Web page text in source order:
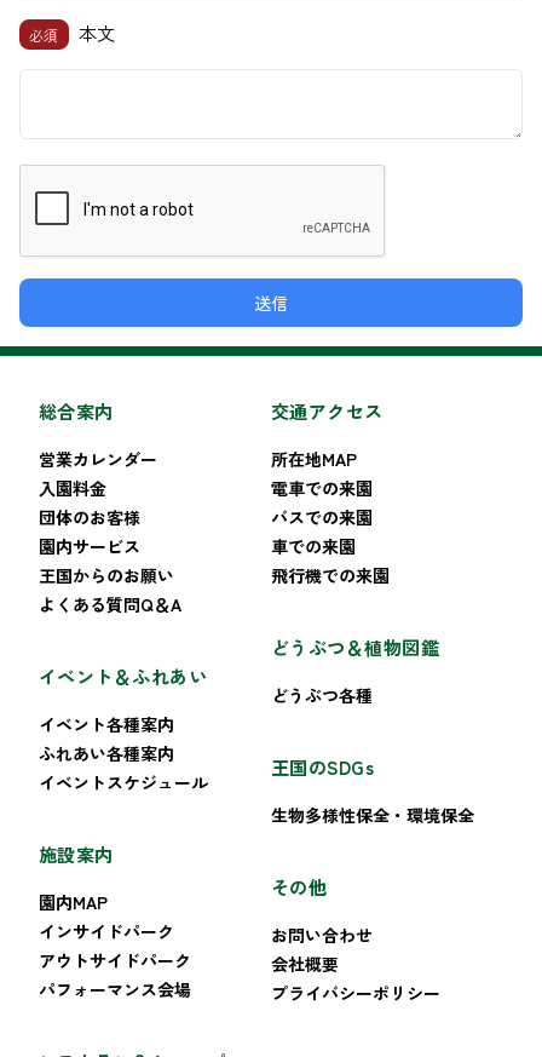
必須 本文
送信
総合案内
営業カレンダー
入園料金
団体のお客様
園内サービス
王国からのお願い
よくある質問Q＆A
イベント＆ふれあい
イベント各種案内
ふれあい各種案内
イベントスケジュール
施設案内
園内MAP
インサイドパーク
アウトサイドパーク
パフォーマンス会場
交通アクセス
所在地MAP
電車での来園
バスでの来園
車での来園
飛行機での来園
どうぶつ＆植物図鑑
どうぶつ各種
王国のSDGs
生物多様性保全・環境保全
その他
お問い合わせ
会社概要
プライバシーポリシー